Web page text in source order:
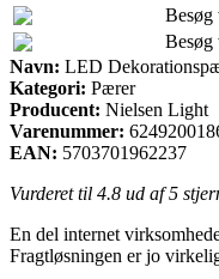
Besøg
Besøg
Navn: LED
Kategori: Pærer
Producent: Nielsen Light
Varenummer:
EAN: 5703701962237
Vurderet til 4.8 ud af 5
En del internet
Fragtløsningen er jo